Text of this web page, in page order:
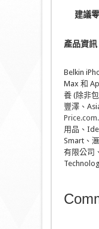
建議
產品資訊
Belkin
Max 和
養 (除非
豐澤、
用品、
Smart、
有限公司